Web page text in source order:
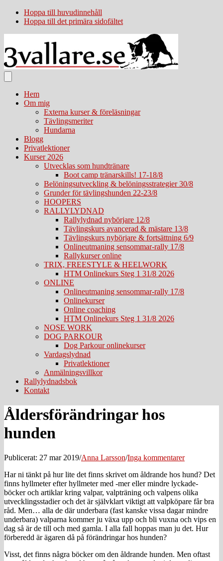
Hoppa till huvudinnehåll
Hoppa till det primära sidofältet
Hem
Om mig
Externa kurser & föreläsningar
Tävlingsmeriter
Hundarna
Blogg
Privatlektioner
Kurser 2026
Utvecklas som hundtränare
Boot camp tränarskills! 17-18/8
Belöningsutveckling & belöningsstrategier 30/8
Grunder för tävlingshunden 22-23/8
HOOPERS
RALLYLYDNAD
Rallylydnad nybörjare 12/8
Tävlingskurs avancerad & mästare 13/8
Tävlingskurs nybörjare & fortsättning 6/9
Onlineutmaning sensommar-rally 17/8
Rallykurser online
TRIX, FREESTYLE & HEELWORK
HTM Onlinekurs Steg 1 31/8 2026
ONLINE
Onlineutmaning sensommar-rally 17/8
Onlinekurser
Online coaching
HTM Onlinekurs Steg 1 31/8 2026
NOSE WORK
DOG PARKOUR
Dog Parkour onlinekurser
Vardagslydnad
Privatlektioner
Anmälningsvillkor
Rallylydnadsbok
Kontakt
Åldersförändringar hos
hunden
Publicerat: 27 mar 2019/Anna Larsson/Inga kommentarer
Har ni tänkt på hur lite det finns skrivet om åldrande hos hund? Det
finns hyllmeter efter hyllmeter med -mer eller mindre lyckade-
böcker och artiklar kring valpar, valpträning och valpens olika
utvecklingsstadier och det är självklart viktigt att valpköpare får bra
råd. Men… alla de där underbara (fast kanske vissa dagar mindre
underbara) valparna kommer ju växa upp och bli vuxna och vips en
dag så är de till och med gamla. I alla fall hoppas man ju det. Hur
förberedd är ägaren då på förändringar hos hunden?
Visst, det finns några böcker om den åldrande hunden. Men oftast